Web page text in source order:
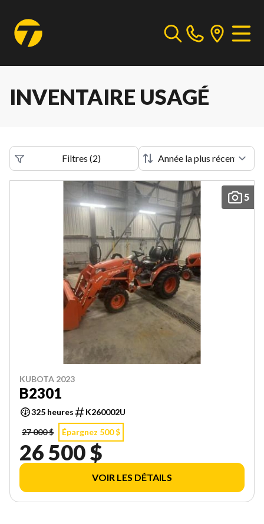
INVENTAIRE USAGÉ
Filtres (2)
5
KUBOTA 2023
B2301
325 heures
K260002U
27 000 $
Épargnez 500 $
26 500 $
VOIR LES DÉTAILS